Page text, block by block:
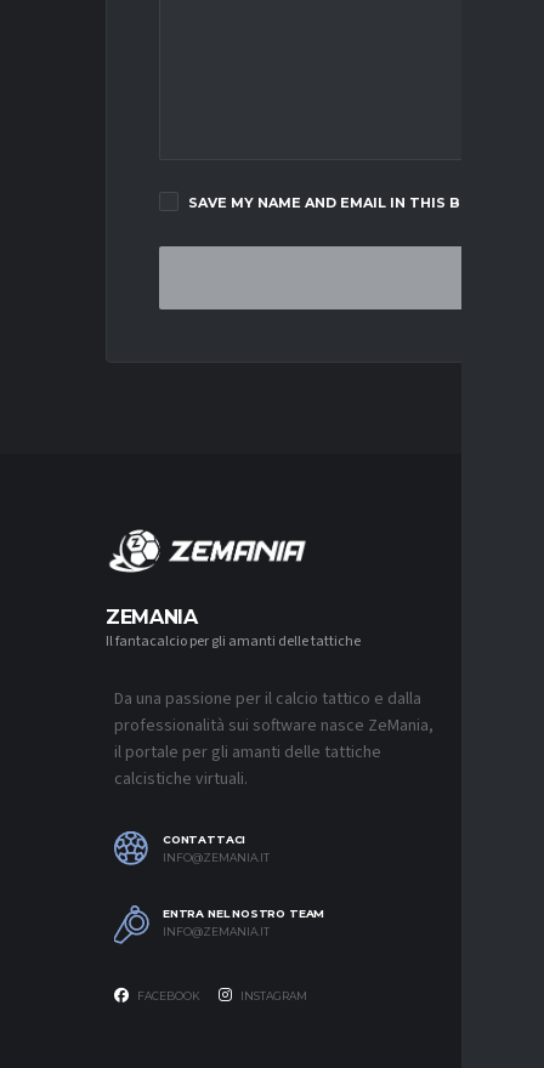
SAVE MY NAME AND EMAIL IN THIS BROWSER
ZEMANIA
Il fantacalcio per gli amanti delle tattiche
Da una passione per il calcio tattico e dalla
professionalità sui software nasce ZeMania,
il portale per gli amanti delle tattiche
calcistiche virtuali.
CONTATTACI
INFO@ZEMANIA.IT
ENTRA NEL NOSTRO TEAM
INFO@ZEMANIA.IT
FACEBOOK INSTAGRAM